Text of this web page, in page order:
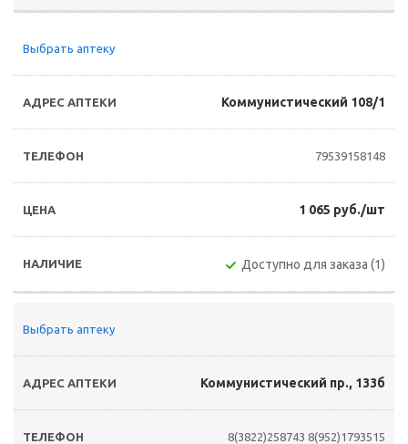
Выбрать аптеку
Коммунистический 108/1
79539158148
1 065 руб./шт
Доступно для заказа (1)
Выбрать аптеку
Коммунистический пр., 133б
8(3822)258743 8(952)1793515